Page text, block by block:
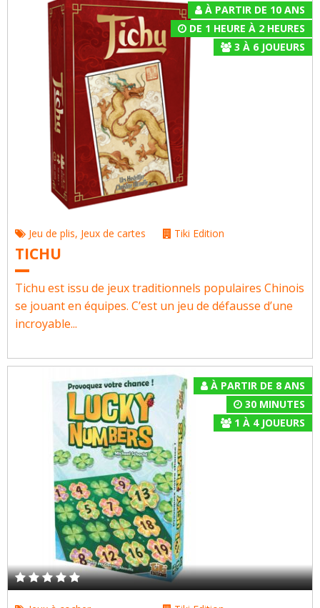
À PARTIR DE 10 ANS
DE 1 HEURE À 2 HEURES
3 À 6JOUEURS
Jeu de plis, Jeux de cartes Tiki Edition
TICHU
Tichu est issu de jeux traditionnels populaires Chinois
se jouant en équipes. C’est un jeu de défausse d’une
incroyable...
À PARTIR DE 8 ANS
30 MINUTES
1 À 4JOUEURS